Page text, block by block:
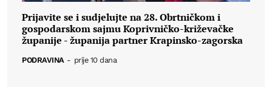
Prijavite se i sudjelujte na 28. Obrtničkom i
gospodarskom sajmu Koprivničko-križevačke
županije - županija partner Krapinsko-zagorska
PODRAVINA - prije 10 dana